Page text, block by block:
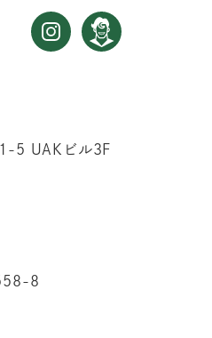
5 UAKビル3F
8